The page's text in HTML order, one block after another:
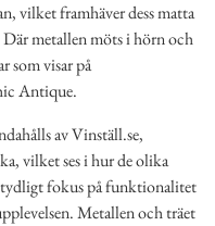
vilket framhäver dess matta
metallen möts i hörn och
som visar på
Antique.
av Vinställ.se,
vilket ses i hur de olika
tydligt fokus på funktionalitet
Metallen och träet